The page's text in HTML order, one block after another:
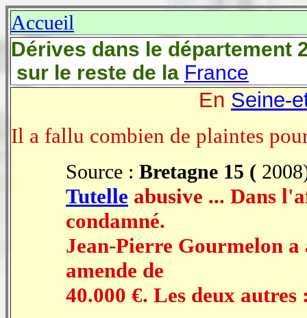
Accueil
Dérives dans le département
sur le reste de la France
En Seine-
Il a fallu combien de plaintes
Source : Bretagne 15 (
Tutelle abusive ... Dans
condamné.
Jean-Pierre Gourmelon a
amende de
40.000 €. Les deux